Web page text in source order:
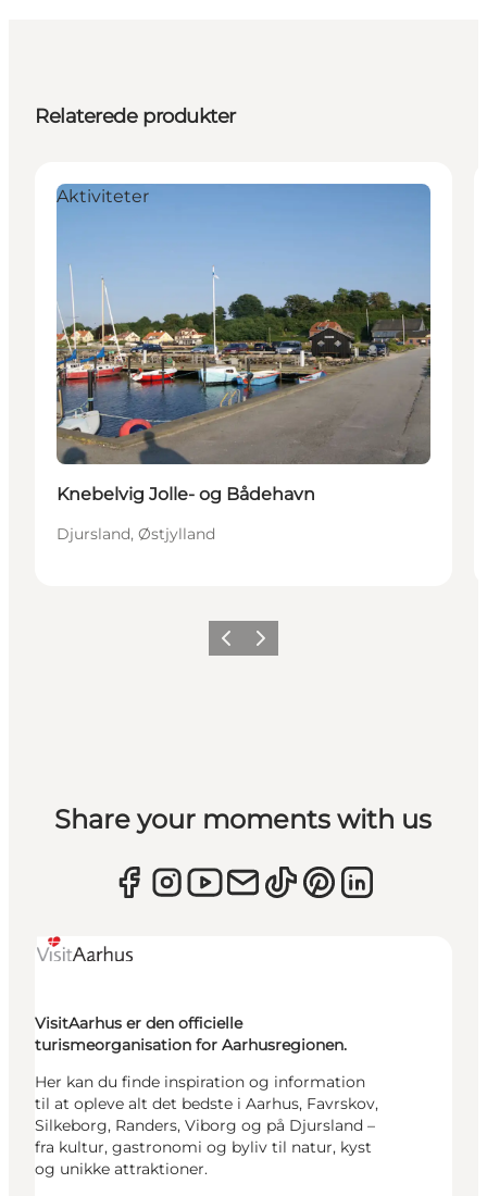
Relaterede produkter
Aktiviteter
Knebelvig Jolle- og Bådehavn
Djursland, Østjylland
ForrigeNæste
Share your moments with us
VisitAarhus er den officielle
turismeorganisation for Aarhusregionen.
Her kan du finde inspiration og information
til at opleve alt det bedste i Aarhus, Favrskov,
Silkeborg, Randers, Viborg og på Djursland –
fra kultur, gastronomi og byliv til natur, kyst
og unikke attraktioner.